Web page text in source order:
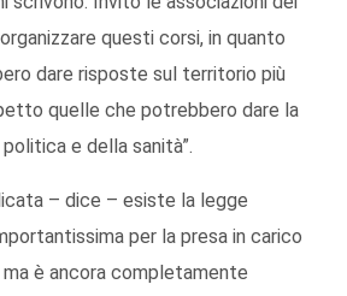
questi corsi, in quanto
dare risposte sul territorio più
quelle che potrebbero dare la
e della sanità”.
– dice – esiste la legge
per la presa in carico
è ancora completamente